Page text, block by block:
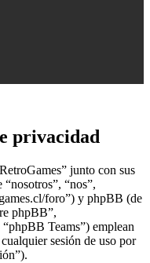
privacidad
junto con sus
“nosotros”, “nos”,
foro”) y phpBB (de
phpBB”,
Teams”) emplean
sesión de uso por